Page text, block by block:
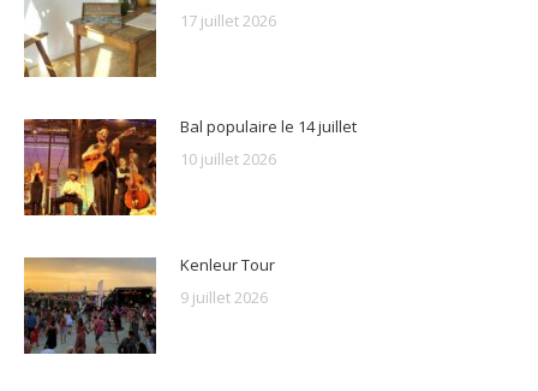
17 juillet 2026
Bal populaire le 14 juillet
10 juillet 2026
Kenleur Tour
9 juillet 2026